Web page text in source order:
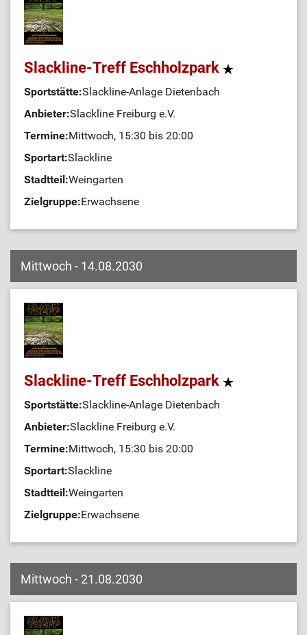
Slackline-Treff Eschholzpark
Sportstätte:Slackline-Anlage Dietenbach
Anbieter:Slackline Freiburg e.V.
Termine:Mittwoch, 15:30 bis 20:00
Sportart:Slackline
Stadtteil:Weingarten
Zielgruppe:Erwachsene
Mittwoch - 14.08.2030
Slackline-Treff Eschholzpark
Sportstätte:Slackline-Anlage Dietenbach
Anbieter:Slackline Freiburg e.V.
Termine:Mittwoch, 15:30 bis 20:00
Sportart:Slackline
Stadtteil:Weingarten
Zielgruppe:Erwachsene
Mittwoch - 21.08.2030